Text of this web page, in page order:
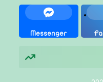
Messenger